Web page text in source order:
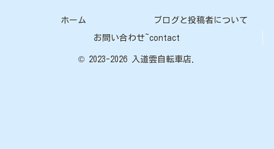
ホーム ブログと投稿者について
お問い合わせ~contact
© 2023-2026 入道雲自転車店.